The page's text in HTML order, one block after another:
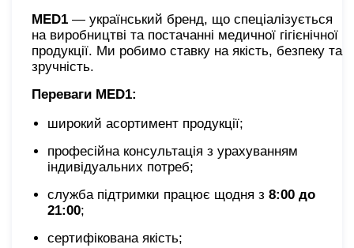
MED1 — український бренд, що спеціалізується
на виробництві та постачанні медичної гігієнічної
продукції. Ми робимо ставку на якість, безпеку та
зручність.
Переваги MED1:
широкий асортимент продукції;
професійна консультація з урахуванням
індивідуальних потреб;
служба підтримки працює щодня з 8:00 до
21:00;
сертифікована якість;